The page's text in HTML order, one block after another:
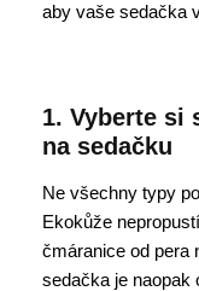
aby vaše sedačka
1. Vyberte si
na sedačku
Ne všechny typy
Ekokůže
čmáranice od pera
sedačka je naopak